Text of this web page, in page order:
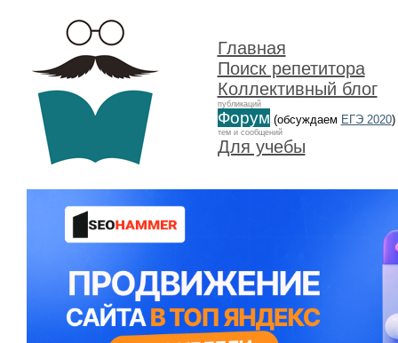
Главная
Поиск репетитора
Коллективный блог
публикаций
Форум (обсуждаем ЕГЭ 2020)
тем и сообщений
Для учебы